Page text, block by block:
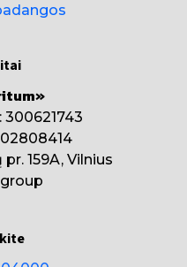
159A, Vilnius